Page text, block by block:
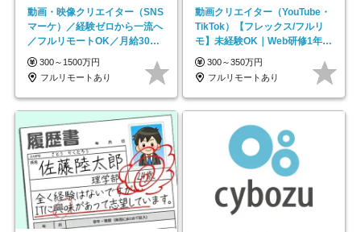
動画・映像クリエイター（SNS
マーケ）／経験ゼロから一流へ
／フルリモートOK／月給30万
円～／年休130日以上
300～1500万円
フルリモートあり
動画クリエイター（YouTube・
TikTok）【フレックス/フルリ
モ】未経験OK｜Web研修1年間
｜副業OK
300～350万円
フルリモートあり